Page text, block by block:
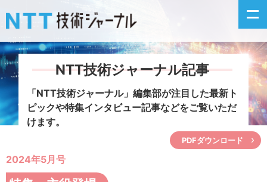
新着情報
NTT技術ジャーナル記事
「NTT技術ジャーナル」編集部が注目した最新ト
ピックや特集インタビュー記事などをご覧いただ
けます。
PDFダウンロード
2024年5月号